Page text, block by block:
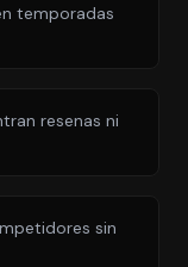
temporadas
resenas ni
sin